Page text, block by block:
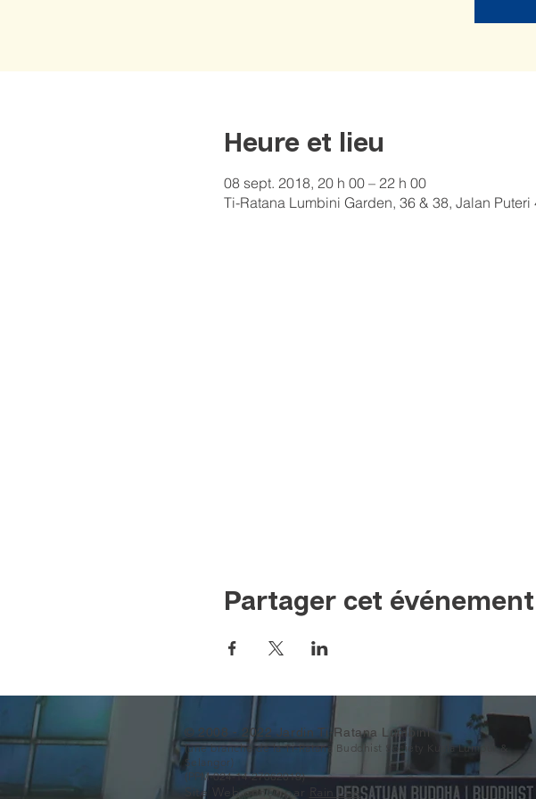
Heure et lieu
08 sept. 2018, 20 h 00 – 22 h 00
Ti-Ratana Lumbini Garden, 36 & 38, Jalan
Partager cet événement
© 2008 - 2022 Jardin Ti-Ratana Lumbini
(une branche de la Ti-Ratana Buddhist Society Kuala Lumpur &
Selangor)
(PPM-024-14-27062018)
Site Web conçu par Rain Lee.